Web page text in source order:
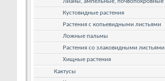
Кустовидные растения
Растения с копьевидными листьями
Ложные пальмы
Растения со злаковидными листьями
Хищные растения
Кактусы